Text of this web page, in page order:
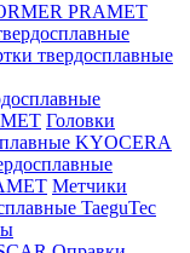
PRAMET
твердосплавные
Головки
KYOCERA
Метчики
TaeguTec